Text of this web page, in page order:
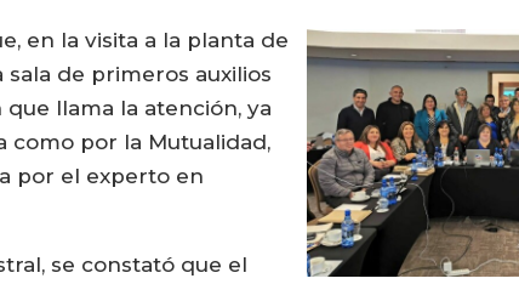
en la visita a la planta de
de primeros auxilios
llama la atención, ya
como por la Mutualidad,
por el experto en
se constató que el